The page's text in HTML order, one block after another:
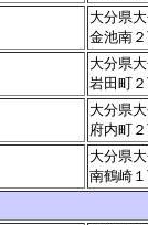
大分県
金池南
大分県
岩田町
大分県
府内町
大分県
南鶴崎